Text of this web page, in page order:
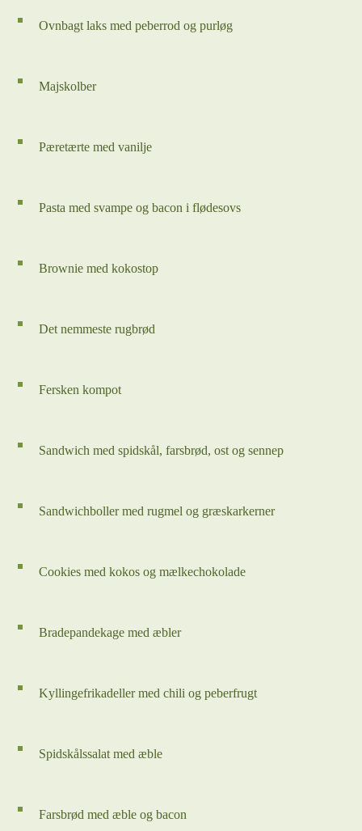
Ovnbagt laks med peberrod og purløg
Majskolber
Pæretærte med vanilje
Pasta med svampe og bacon i flødesovs
Brownie med kokostop
Det nemmeste rugbrød
Fersken kompot
Sandwich med spidskål, farsbrød, ost og sennep
Sandwichboller med rugmel og græskarkerner
Cookies med kokos og mælkechokolade
Bradepandekage med æbler
Kyllingefrikadeller med chili og peberfrugt
Spidskålssalat med æble
Farsbrød med æble og bacon